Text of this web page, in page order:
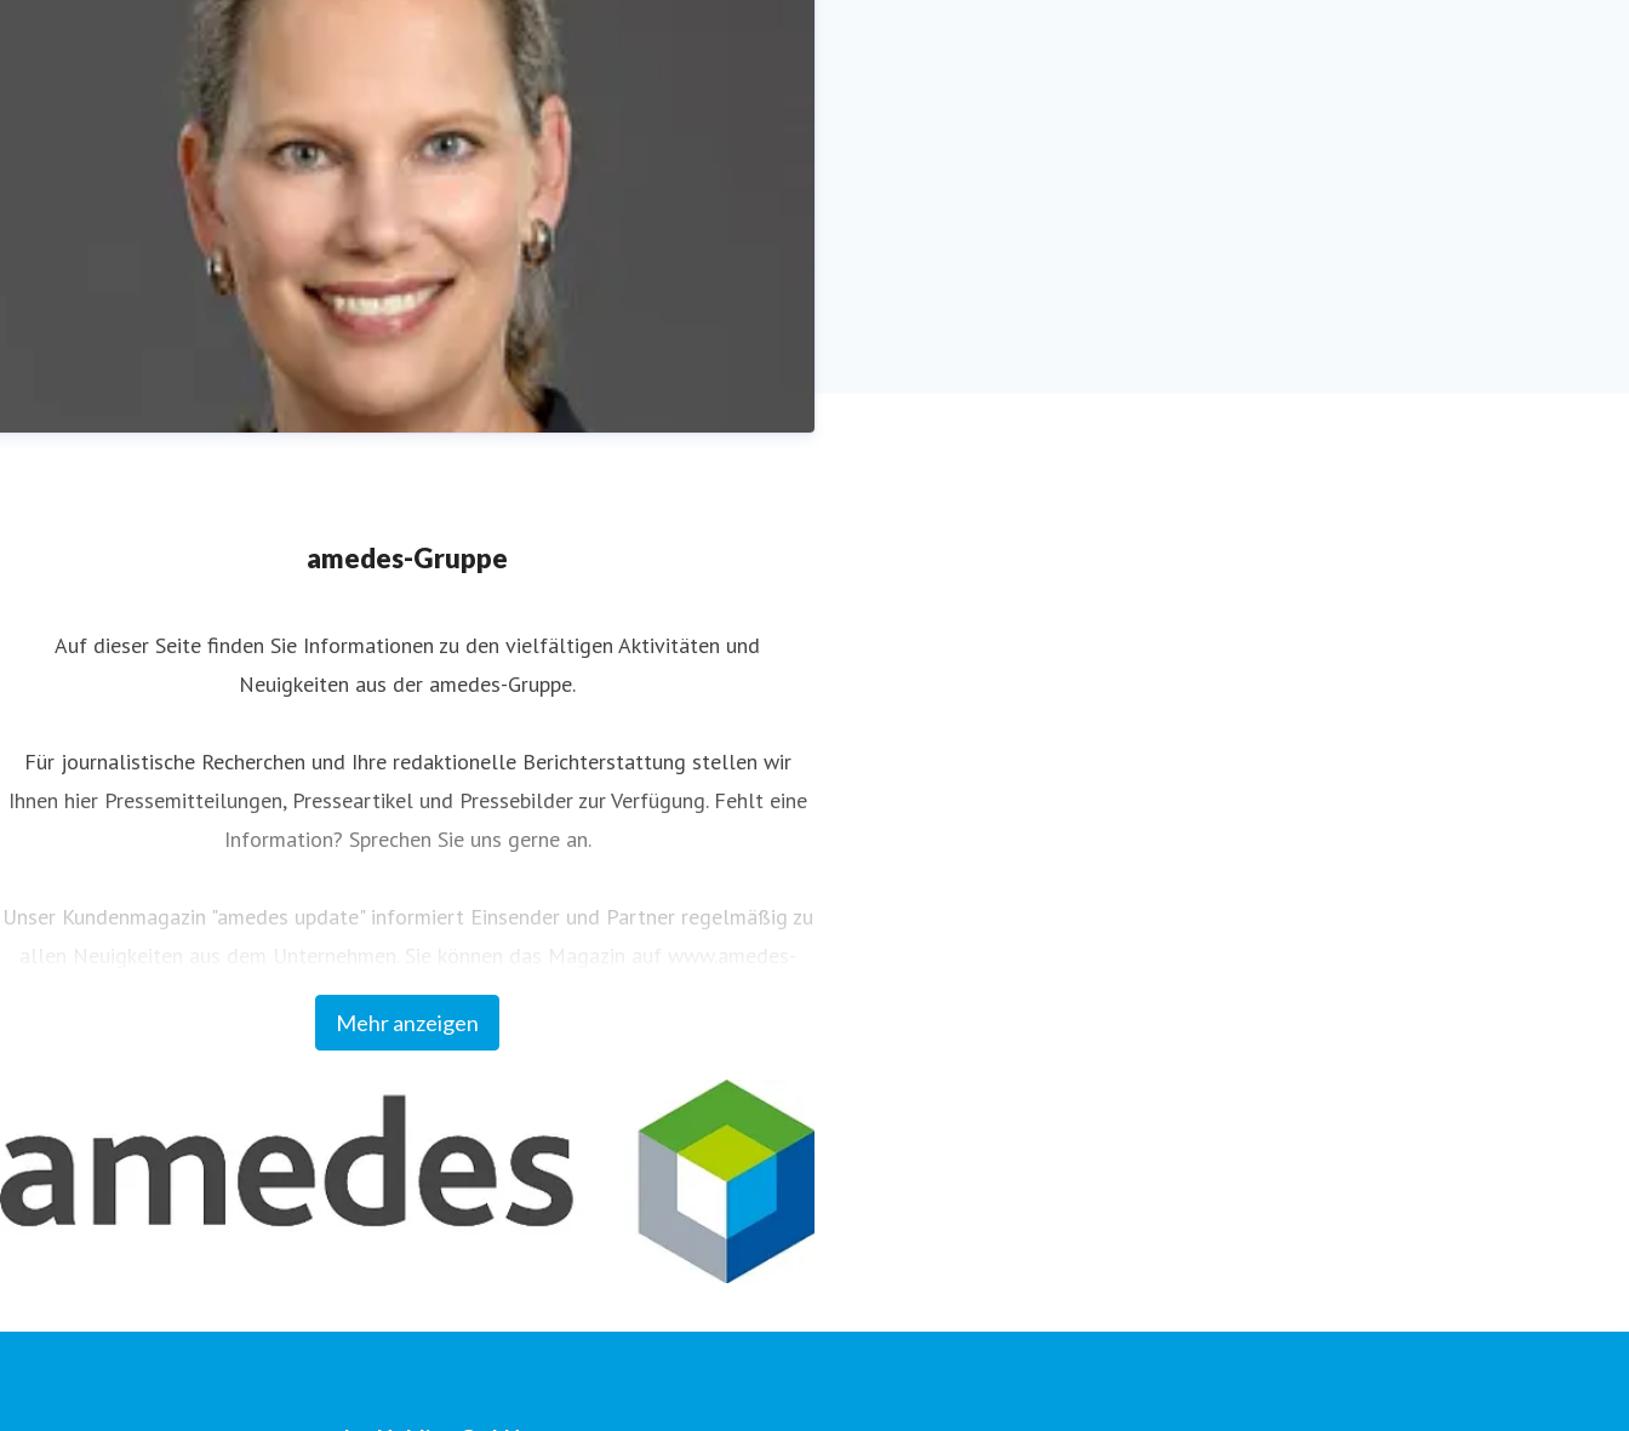
Leiterin Kommunikation
Unternehmenskommunikation
group.com
+49 172 166 08 43
amedes-Gruppe
Mehr anzeigen
Auf dieser Seite finden Sie Informationen zu den vielfältigen Aktivitäten und
Neuigkeiten aus der amedes-Gruppe.
Für journalistische Recherchen und Ihre redaktionelle Berichterstattung stellen wir
Ihnen hier Pressemitteilungen, Presseartikel und Pressebilder zur Verfügung. Fehlt eine
Information? Sprechen Sie uns gerne an.
Unser Kundenmagazin "amedes update" informiert Einsender und Partner regelmäßig zu
allen Neuigkeiten aus dem Unternehmen. Sie können das Magazin auf www.amedes-
group.com abonnieren.